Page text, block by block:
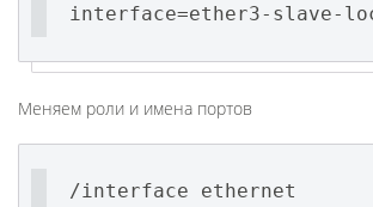
interface=ether3-slave-
Меняем роли и имена портов
/interface ethernet